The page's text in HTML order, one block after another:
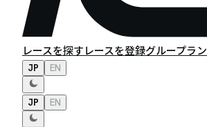
レースを探すレースを登録グループラン
JP EN
JP EN